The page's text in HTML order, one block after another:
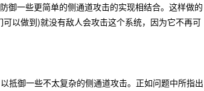
御一些更简单的侧通道攻击的实现相结合。这样做的
以做到)就没有敌人会攻击这个系统，因为它不再可
抵御一些不太复杂的侧通道攻击。正如问题中所指出